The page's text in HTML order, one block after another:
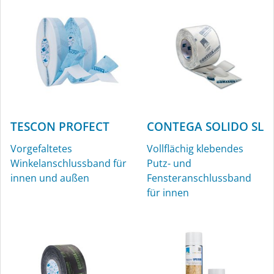
TESCON PROFECT
Vorgefaltetes
Winkelanschlussband für
innen und außen
CONTEGA SOLIDO SL
Vollflächig klebendes
Putz- und
Fensteranschlussband
für innen